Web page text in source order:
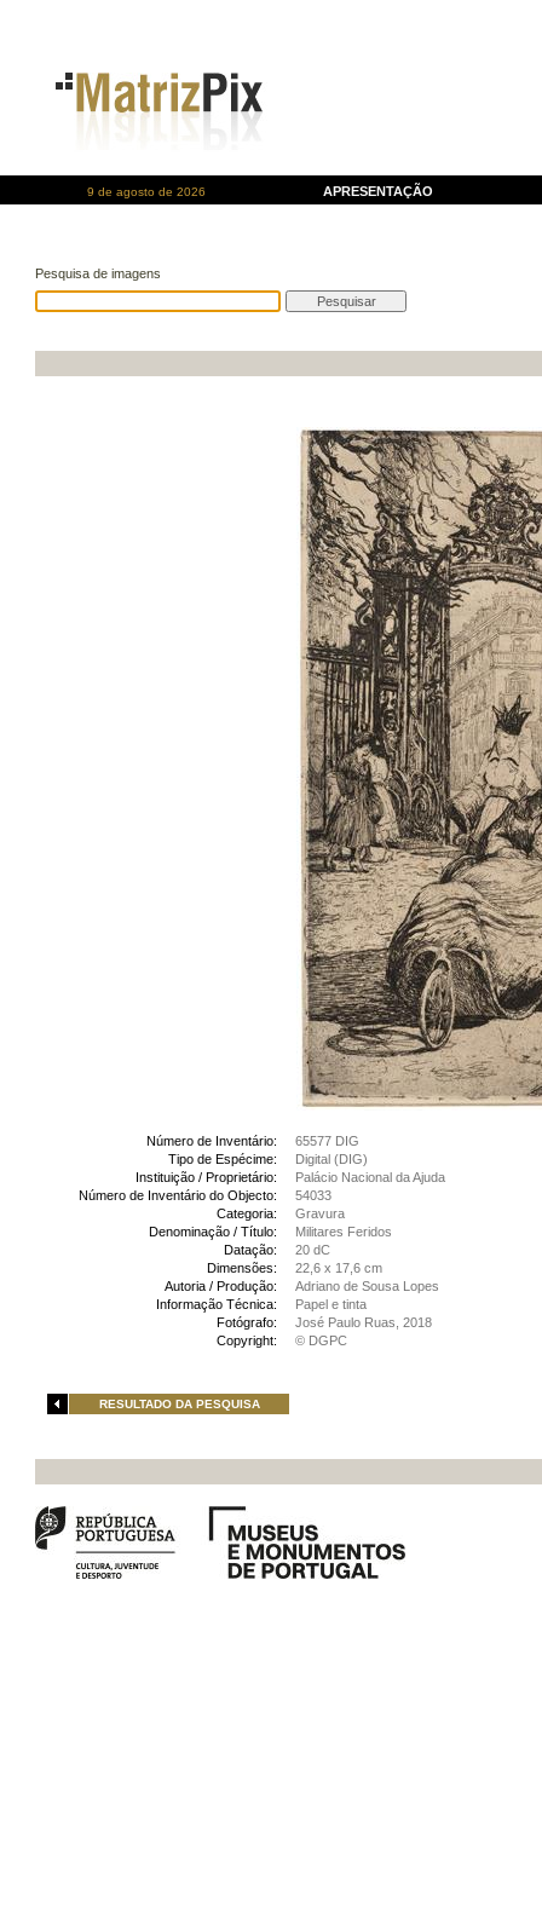
9 de agosto de 2026 APRESENTAÇÃO
Pesquisa de imagens
Número de Inventário:
65577 DIG
Tipo de Espécime:
Digital (DIG)
Instituição / Proprietário:
Palácio Nacional da Ajuda
Número de Inventário do Objecto:
54033
Categoria:
Gravura
Denominação / Título:
Militares Feridos
Datação:
20 dC
Dimensões:
22,6 x 17,6 cm
Autoria / Produção:
Adriano de Sousa Lopes
Informação Técnica:
Papel e tinta
Fotógrafo:
José Paulo Ruas, 2018
Copyright:
© DGPC
RESULTADO DA PESQUISA